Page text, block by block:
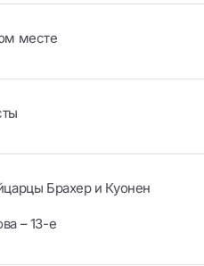
месте
Брахер и Куонен
– 13-е